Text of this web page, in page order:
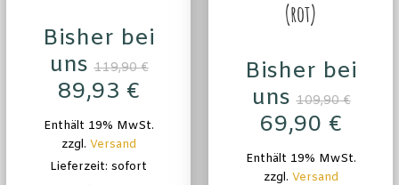
Bisher bei
uns 119,90€
89,93 €
Enthält 19% MwSt.
zzgl. Versand
Lieferzeit: sofort
(rot)
Bisher bei
uns 109,90€
69,90 €
Enthält 19% MwSt.
zzgl. Versand